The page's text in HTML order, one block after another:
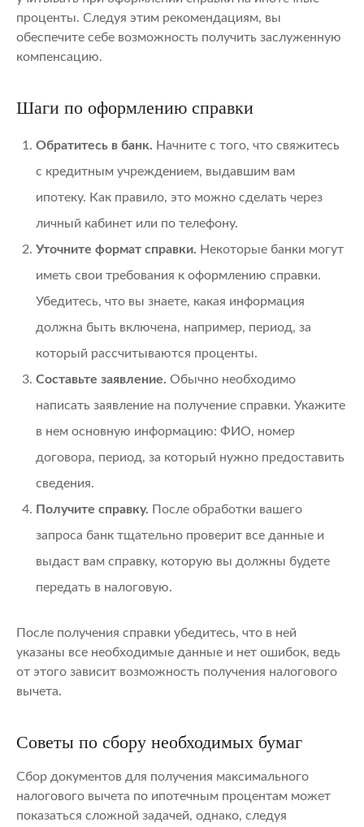
проценты. Следуя этим рекомендациям, вы
обеспечите себе возможность получить заслуженную
компенсацию.
Шаги по оформлению справки
Обратитесь в банк. Начните с того, что свяжитесь
с кредитным учреждением, выдавшим вам
ипотеку. Как правило, это можно сделать через
личный кабинет или по телефону.
Уточните формат справки. Некоторые банки могут
иметь свои требования к оформлению справки.
Убедитесь, что вы знаете, какая информация
должна быть включена, например, период, за
который рассчитываются проценты.
Составьте заявление. Обычно необходимо
написать заявление на получение справки. Укажите
в нем основную информацию: ФИО, номер
договора, период, за который нужно предоставить
сведения.
Получите справку. После обработки вашего
запроса банк тщательно проверит все данные и
выдаст вам справку, которую вы должны будете
передать в налоговую.
После получения справки убедитесь, что в ней
указаны все необходимые данные и нет ошибок, ведь
от этого зависит возможность получения налогового
вычета.
Советы по сбору необходимых бумаг
Сбор документов для получения максимального
налогового вычета по ипотечным процентам может
показаться сложной задачей, однако, следуя